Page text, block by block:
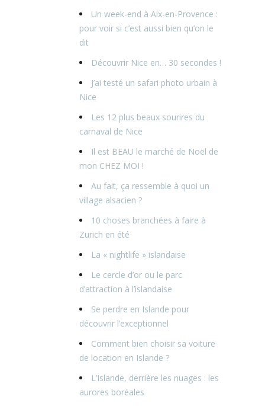
Un week-end à Aix-en-Provence :
pour voir si c’est aussi bien qu’on le
dit
Découvrir Nice en… 30 secondes !
J’ai testé un safari photo urbain à
Nice
Les 12 plus beaux sourires du
carnaval de Nice
Il est BEAU le marché de Noël de
mon CHEZ MOI !
Au fait, ça ressemble à quoi un
village alsacien ?
10 choses branchées à faire à
Zurich en été
La « nightlife » islandaise
Le cercle d’or ou le parc
d’attraction à l’islandaise
Se perdre en Islande pour
découvrir l’exceptionnel
Comment bien choisir sa voiture
de location en Islande ?
L’Islande, derrière les nuages : les
aurores boréales